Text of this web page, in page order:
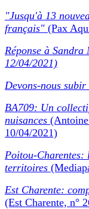
"Jusqu'à 13
français" (Pax
Réponse à
12/04/2021)
Devons-nous
BA709: Un
nuisances
10/04/2021)
Poitou-Charentes:
territoires
Est Charente:
(Est Charente, n°